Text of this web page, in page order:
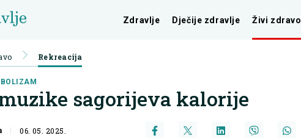
Zdravlje Dječije zdravlje Živi zdravo
Rekreacija
sagorijeva kalorije
06. 05. 2025.